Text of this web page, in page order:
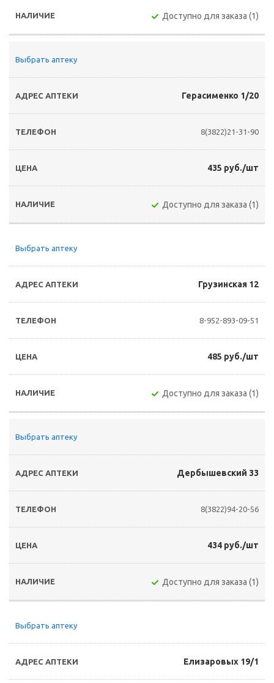
Доступно для заказа (1)
Выбрать аптеку
Герасименко 1/20
8(3822)21-31-90
435 руб./шт
Доступно для заказа (1)
Выбрать аптеку
Грузинская 12
8-952-893-09-51
485 руб./шт
Доступно для заказа (1)
Выбрать аптеку
Дербышевский 33
8(3822)94-20-56
434 руб./шт
Доступно для заказа (1)
Выбрать аптеку
Елизаровых 19/1